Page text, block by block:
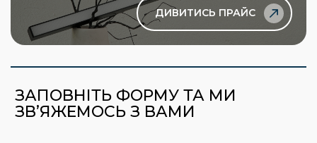
ДИВИТИСЬ ПРАЙС
ЗАПОВНІТЬ ФОРМУ ТА МИ
ЗВ’ЯЖЕМОСЬ З ВАМИ